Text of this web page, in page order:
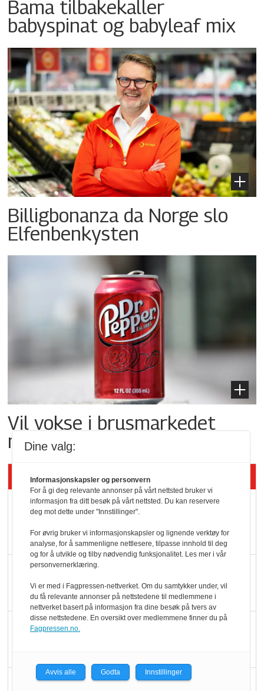
Bama tilbakekaller
babyspinat og babyleaf mix
Billigbonanza da Norge slo
Elfenbenkysten
Vil vokse i brusmarkedet
med Dr Pepper
Siste artikler - KBS
Mat er viktigere enn
velger ladestopp
Ti bensinstasjoner
legger ned hver måned
KBS-bransjen i
Dine valg:
Informasjonskapsler og personvern
For å gi deg relevante annonser på vårt nettsted bruker vi
informasjon fra ditt besøk på vårt nettsted. Du kan reservere
deg mot dette under "Innstillinger".
For øvrig bruker vi informasjonskapsler og lignende verktøy for
analyse, for å sammenligne nettlesere, tilpasse innhold til deg
og for å utvikle og tilby nødvendig funksjonalitet. Les mer i vår
personvernerklæring.
Vi er med i Fagpressen-nettverket. Om du samtykker under, vil
du få relevante annonser på nettstedene til medlemmene i
nettverket basert på informasjon fra dine besøk på tvers av
disse nettstedene. En oversikt over medlemmene finner du på
Fagpressen.no.
Avvis alle Godta Innstillinger